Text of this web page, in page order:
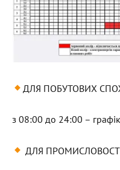
ДЛЯ ПОБУТОВИХ
з 08:00 до 24:00 –
ДЛЯ